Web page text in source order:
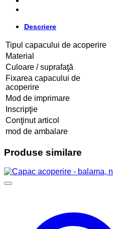
Descriere
Tipul capacului de acoperire
Material
Culoare / suprafaţă
Fixarea capacului de
acoperire
Mod de imprimare
Inscripţie
Conţinut articol
mod de ambalare
Produse similare